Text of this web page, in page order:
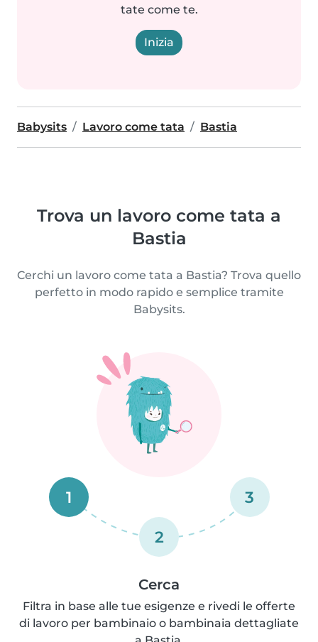
tate come te.
Inizia
Babysits Lavoro come tata Bastia
Trova un lavoro come tata a
Bastia
Cerchi un lavoro come tata a Bastia? Trova quello
perfetto in modo rapido e semplice tramite
Babysits.
1
2
3
Cerca
Filtra in base alle tue esigenze e rivedi le offerte
di lavoro per bambinaio o bambinaia dettagliate